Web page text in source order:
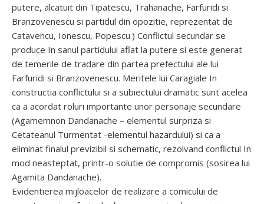
putere, alcatuit din Tipatescu, Trahanache, Farfuridi si
Branzovenescu si partidul din opozitie, reprezentat de
Catavencu, Ionescu, Popescu.) Conflictul secundar se
produce In sanul partidului aflat la putere si este generat
de temerile de tradare din partea prefectului ale lui
Farfuridi si Branzovenescu. Meritele lui Caragiale In
constructia conflictului si a subiectului dramatic sunt acelea
ca a acordat roluri importante unor personaje secundare
(Agamemnon Dandanache – elementul surpriza si
Cetateanul Turmentat -elementul hazardului) si ca a
eliminat finalul previzibil si schematic, rezolvand conflictul In
mod neasteptat, printr-o solutie de compromis (sosirea lui
Agamita Dandanache).
Evidentierea mijloacelor de realizare a comicului de